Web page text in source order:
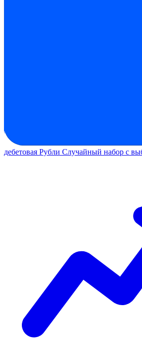
дебетовая Рубли Случайный набор с